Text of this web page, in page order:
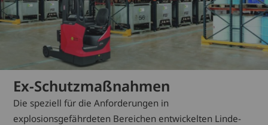
Ex-Schutzmaßnahmen
Die speziell für die Anforderungen in
explosionsgefährdeten Bereichen entwickelten Linde-